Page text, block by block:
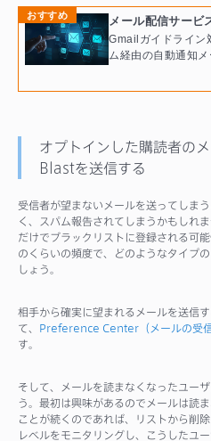
おすすめ
メール配信サービ
Gmailガイドライン
ム経由の自動通知
オプトインした購読者の
Blastを送信する
受信者が望まないメールを送ってしま
く、スパム報告されてしまうかもしれ
だけでブラックリストに登録される可
のくらいの頻度で、どのようなタイプ
しょう。
相手から確実に望まれるメールを送信す
て、 Preference Center（メールの受信
す。
そして、メールを読まなくなったユー
う。最初は興味があるのでメールは読
ことが続くのであれば、リストから削
レベルをモニタリングし、こうしたユ